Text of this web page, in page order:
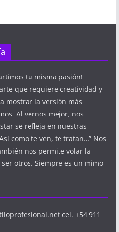
tu misma pasión!
que requiere creatividad y
mostrar la versión más
Al vernos mejor, nos
se refleja en nuestras
como te ven, te tratan…” Nos
nos permite volar la
otros. Siempre es un mimo
cel. +54 911